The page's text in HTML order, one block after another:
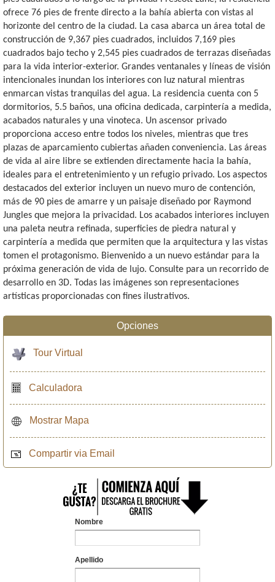
ofrece 76 pies de frente directo a la bahía abierta con vistas al
horizonte del centro de la ciudad. La casa abarca un área total de
construcción de 9,367 pies cuadrados, incluidos 7,169 pies
cuadrados bajo techo y 2,545 pies cuadrados de terrazas diseñadas
para la vida interior-exterior. Grandes ventanales y líneas de visión
intencionales inundan los interiores con luz natural mientras
enmarcan vistas tranquilas del agua. La residencia cuenta con 5
dormitorios, 5.5 baños, una oficina dedicada, carpintería a medida,
acabados naturales y una vinoteca. Un ascensor privado
proporciona acceso entre todos los niveles, mientras que tres
plazas de aparcamiento cubiertas añaden conveniencia. Las áreas
de vida al aire libre se extienden directamente hacia la bahía,
ideales para el entretenimiento y un refugio privado. Los aspectos
destacados del exterior incluyen un nuevo muro de contención,
más de 90 pies de amarre y un paisaje diseñado por Raymond
Jungles que mejora la privacidad. Los acabados interiores incluyen
una paleta neutra refinada, superficies de piedra natural y
carpintería a medida que permiten que la arquitectura y las vistas
tomen el protagonismo. Bienvenido a un nuevo estándar para la
próxima generación de vida de lujo. Consulte para un recorrido de
desarrollo en 3D. Todas las imágenes son representaciones
artísticas proporcionadas con fines ilustrativos.
Opciones
Tour Virtual
Calculadora
Mostrar Mapa
Compartir via Email
Nombre
Apellido